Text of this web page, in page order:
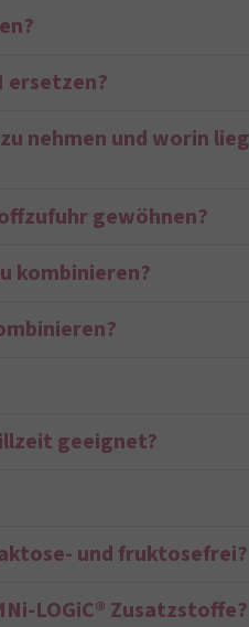
ersetzen?
nehmen und worin
gewöhnen?
kombinieren?
geeignet?
und fruktosefrei?
LOGiC® Zusatzstoffe?